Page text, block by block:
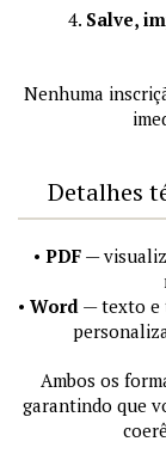
4. Salve,
Nenhuma
Detalhes
• PDF —
• Word — texto e
Ambos os
garantindo que